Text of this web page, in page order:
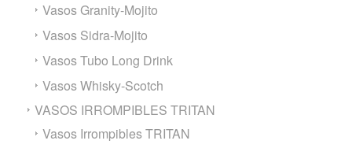
Vasos Granity-Mojito
Vasos Sidra-Mojito
Vasos Tubo Long Drink
Vasos Whisky-Scotch
VASOS IRROMPIBLES TRITAN
Vasos Irrompibles TRITAN